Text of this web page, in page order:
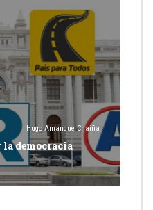
Hugo Amanque Chaiña
democracia